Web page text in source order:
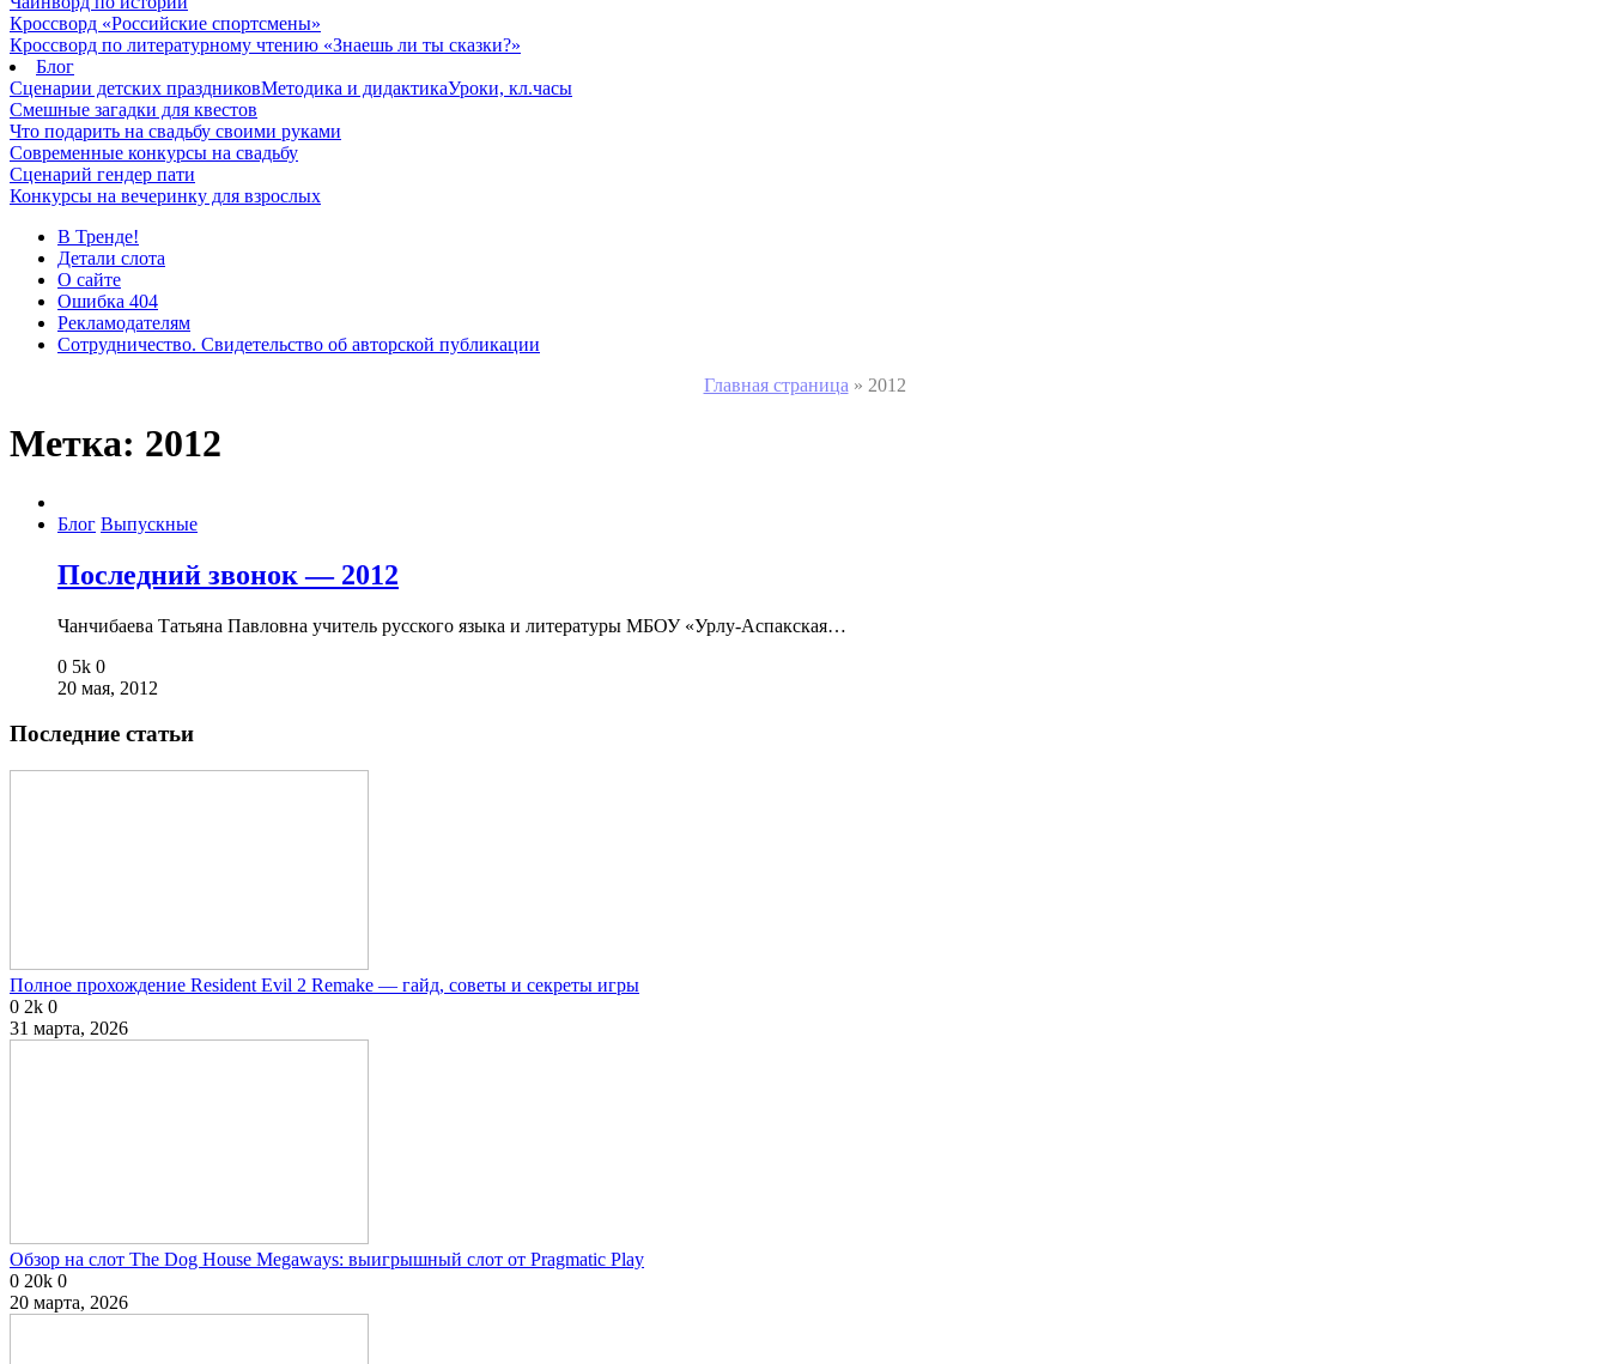
Кроссворд «Российские спортсмены»
Кроссворд по литературному чтению «Знаешь ли ты сказки?»
Блог
Сценарии детских праздниковМетодика и дидактикаУроки, кл.часы
Смешные загадки для квестов
Что подарить на свадьбу своими руками
Современные конкурсы на свадьбу
Сценарий гендер пати
Конкурсы на вечеринку для взрослых
В Тренде!
Детали слота
О сайте
Ошибка 404
Рекламодателям
Сотрудничество. Свидетельство об авторской публикации
Главная страница » 2012
Метка: 2012
Блог Выпускные
Последний звонок — 2012
Чанчибаева Татьяна Павловна учитель русского языка и литературы МБОУ «Урлу-Аспакская…
0 5k 0
20 мая, 2012
Последние статьи
Полное прохождение Resident Evil 2 Remake — гайд, советы и секреты игры
0 2k 0
31 марта, 2026
Обзор на слот The Dog House Megaways: выигрышный слот от Pragmatic Play
0 20k 0
20 марта, 2026